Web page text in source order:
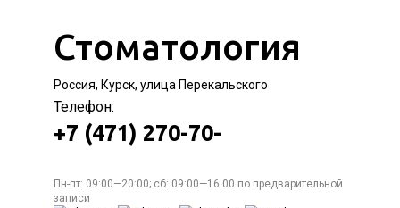
Стоматология
Россия, Курск, улица Перекальского
Телефон:
+7 (471) 270-70-
Пн-пт: 09:00—20:00; сб: 09:00—16:00 по предварительной
записи